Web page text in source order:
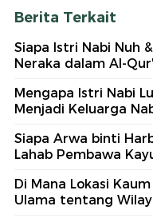
Berita Terkait
Siapa Istri Nabi Nuh
Neraka dalam Al-
Mengapa Istri Nabi
Menjadi Keluarga
Siapa Arwa binti
Lahab Pembawa
Di Mana Lokasi
Ulama tentang